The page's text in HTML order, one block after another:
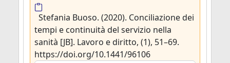
Stefania Buoso. (2020). Conciliazione dei
tempi e continuità del servizio nella
sanità [JB]. Lavoro e diritto, (1), 51–69.
https://doi.org/10.1441/96106